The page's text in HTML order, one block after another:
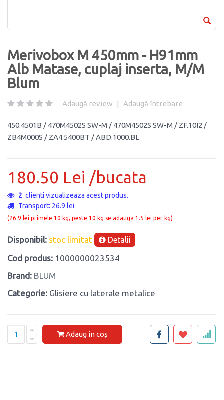
Merivobox M 450mm - H91mm
Alb Matase, cuplaj inserta, M/M
Blum
Adaugă review | Adaugă întrebare
450.4501B / 470M4502S SW-M / 470M4502S SW-M / ZF.10I2 /
ZB4M000S / ZA4.5400BT / ABD.1000.BL
180.50 Lei /bucata
2 clienti vizualizeaza acest produs.
Transport: 26.9 lei
(26.9 lei primele 10 kg, peste 10 kg se adauga 1.5 lei per kg)
Disponibil: stoc limitat Detalii
Cod produs: 1000000023534
Brand: BLUM
Categorie: Glisiere cu laterale metalice
Adaug în coș